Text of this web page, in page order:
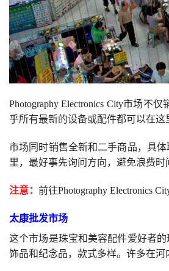
Photography Electronics City市场不
乎所有最新的设备或配件都可以在这
市场同时销售全新和二手商品，具
里，最好事先询问方向，避免浪费时
注意： 前往Photography Electronics
太康批发市场
这个市场是珠宝和美容配件爱好者
饰品和纪念品，款式多样。许多在